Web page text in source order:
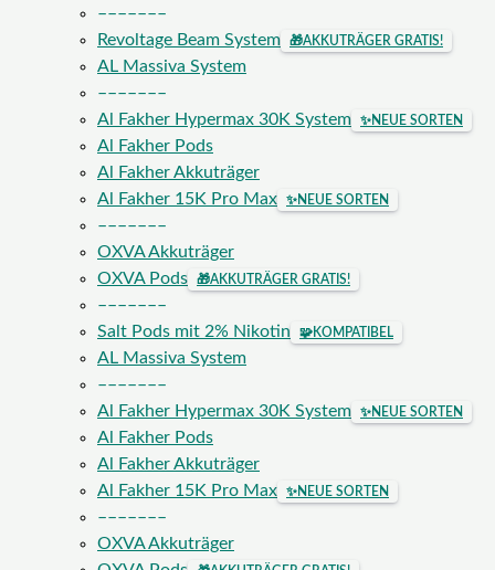
–––––––
Revoltage Beam System
🎁AKKUTRÄGER GRATIS!
AL Massiva System
–––––––
Al Fakher Hypermax 30K System
✨NEUE SORTEN
Al Fakher Pods
Al Fakher Akkuträger
Al Fakher 15K Pro Max
✨NEUE SORTEN
–––––––
OXVA Akkuträger
OXVA Pods
🎁AKKUTRÄGER GRATIS!
–––––––
Salt Pods mit 2% Nikotin
🧩KOMPATIBEL
AL Massiva System
–––––––
Al Fakher Hypermax 30K System
✨NEUE SORTEN
Al Fakher Pods
Al Fakher Akkuträger
Al Fakher 15K Pro Max
✨NEUE SORTEN
–––––––
OXVA Akkuträger